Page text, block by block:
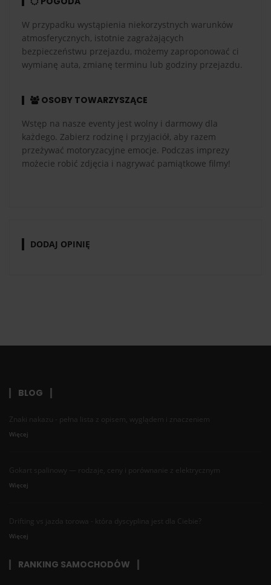
W przypadku wystąpienia niekorzystnych warunków
atmosferycznych, istotnie zagrażających
bezpieczeństwu przejazdu, możemy zaproponować ci
wymianę auta, zmianę terminu lub godziny przejazdu.
OSOBY TOWARZYSZĄCE
Wstęp na nasze eventy jest wolny i darmowy dla
każdego. Zabierz rodzinę i przyjaciół, aby razem
przeżywać motoryzacyjne emocje. Podczas imprezy
możecie robić zdjęcia i nagrywać pamiątkowe filmy!
DODAJ OPINIĘ
BLOG
Znaki nakazu - pełna lista z opisem, wyglądem i znaczeniem
Więcej
Gokart spalinowy — rodzaje, ceny i porównanie z elektrycznym
Więcej
Drifting vs jazda torowa - która dyscyplina jest dla Ciebie?
Więcej
RANKING SAMOCHODÓW